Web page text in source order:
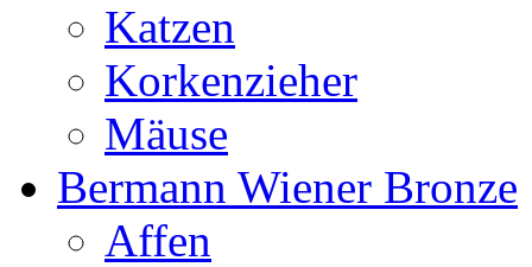
Katzen
Korkenzieher
Mäuse
Bermann Wiener Bronze
Affen